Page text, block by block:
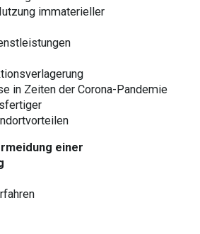
immaterieller
in Zeiten der Corona-Pandemie
einer